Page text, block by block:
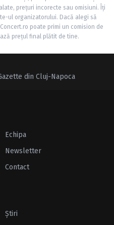
prețuri incorecte sau omisiuni. Îți
ul organizatorului. Dacă alegi să
poate primi un comision de
prețul final plătit de tine.
din Cluj-Napoca
Echipa
Newsletter
Contact
Ştiri